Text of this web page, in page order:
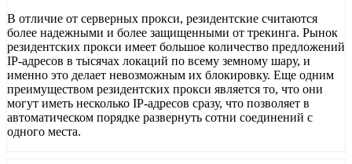
В отличие от серверных прокси, резидентские считаются
более надежными и более защищенными от трекинга. Рынок
резидентских прокси имеет большое количество предложений
IP-адресов в тысячах локаций по всему земному шару, и
именно это делает невозможным их блокировку. Еще одним
преимуществом резидентских прокси является то, что они
могут иметь несколько IP-адресов сразу, что позволяет в
автоматическом порядке развернуть сотни соединений с
одного места.